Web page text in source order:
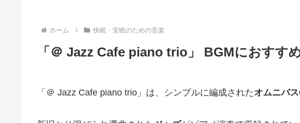
ホーム 快眠・安眠のための音楽
「＠ Jazz Cafe piano trio」 BGMにおすす
「＠ Jazz Cafe piano trio」は、シンプルに編成されたオムニバ